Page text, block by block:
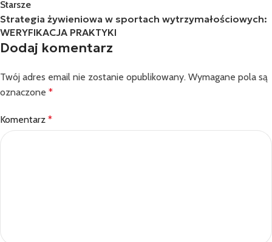
Starsze
Strategia żywieniowa w sportach wytrzymałościowych:
WERYFIKACJA PRAKTYKI
Dodaj komentarz
Twój adres email nie zostanie opublikowany. Wymagane pola są
oznaczone *
Komentarz *